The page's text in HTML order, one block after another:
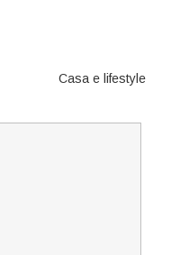
Casa e lifestyle